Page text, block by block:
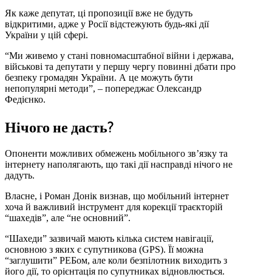
Як каже депутат, ці пропозиції вже не будуть
відкритими, адже у Росії відстежують будь-які дії
України у цій сфері.
“Ми живемо у стані повномасштабної війни і держава,
військові та депутати у першу чергу повинні дбати про
безпеку громадян України. А це можуть бути
непопулярні методи”, – попереджає Олександр
Федієнко.
Нічого не дасть?
Опоненти можливих обмежень мобільного зв’язку та
інтернету наполягають, що такі дії насправді нічого не
дадуть.
Власне, і Роман Донік визнав, що мобільний інтернет
хоча й важливий інструмент для корекції траєкторій
“шахедів”, але “не основний”.
“Шахеди” зазвичай мають кілька систем навігації,
основною з яких є супутникова (GPS). Її можна
“заглушити” РЕБом, але коли безпілотник виходить з
його дії, то орієнтація по супутниках відновлюється.